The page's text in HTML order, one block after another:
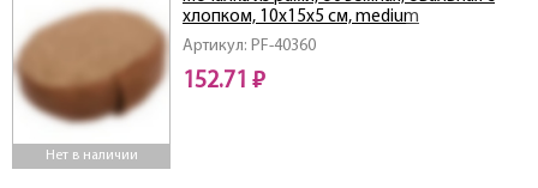
Нет в наличии
Артикул: PF-40360
хлопком, 10х15х5 см, medium
152.71 ₽